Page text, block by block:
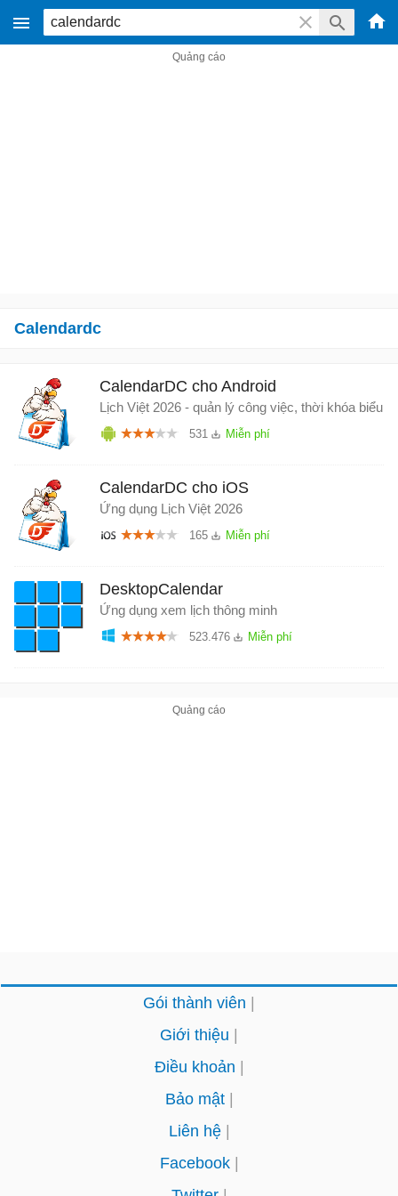
Calendardc
CalendarDC cho Android
Lịch Việt 2026 - quản lý công việc, thời khóa biểu
531
CalendarDC cho iOS
Ứng dụng Lịch Việt 2026
165
DesktopCalendar
Ứng dụng xem lịch thông minh
523.476
Gói thành viên
Giới thiệu
Điều khoản
Bảo mật
Liên hệ
Facebook